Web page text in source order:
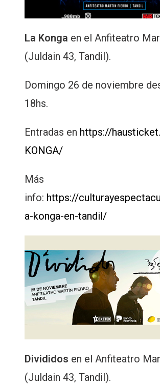
La Konga en el Anfiteatro
(Juldain 43, Tandil).
Domingo 26 de noviembre
18hs.
Entradas en https://
KONGA/
Más
info: https://
a-konga-en-tandil/
Divididos en el Anfiteatro
(Juldain 43, Tandil).